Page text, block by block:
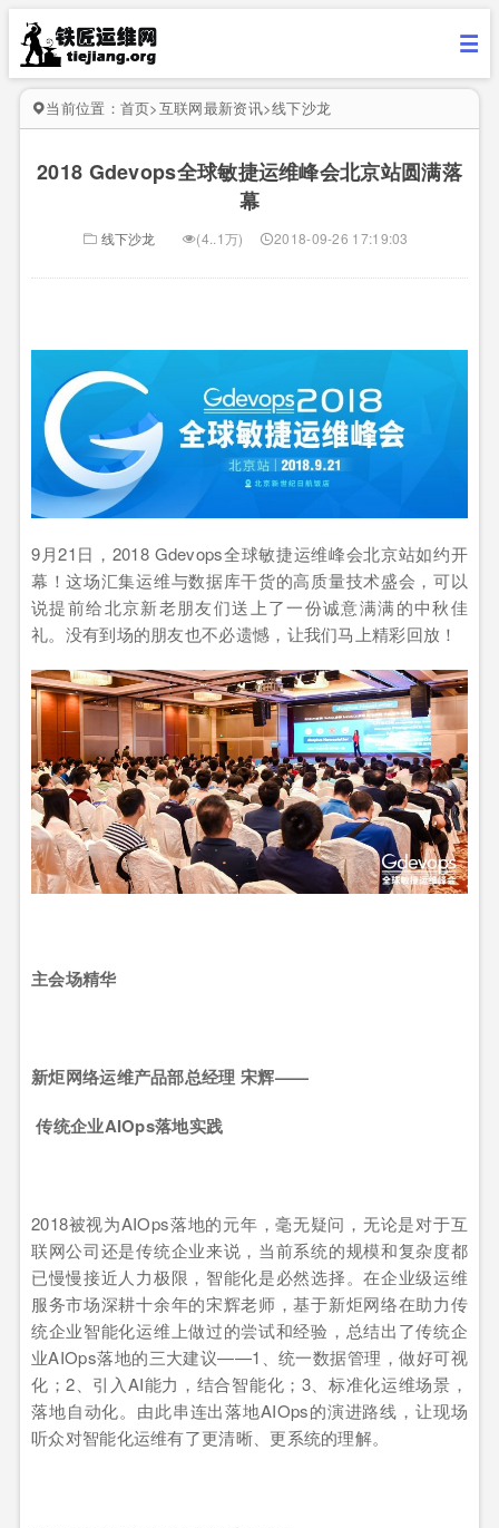
当前位置： 首页>互联网最新资讯>线下沙龙
2018 Gdevops全球敏捷运维峰会北京站圆满落
幕
线下沙龙 (4..1万) 2018-09-26 17:19:03
9月21日，2018 Gdevops全球敏捷运维峰会北京站如约开
幕！这场汇集运维与数据库干货的高质量技术盛会，可以
说提前给北京新老朋友们送上了一份诚意满满的中秋佳
礼。没有到场的朋友也不必遗憾，让我们马上精彩回放！
主会场精华
新炬网络运维产品部总经理 宋辉——
传统企业AIOps落地实践
2018被视为AIOps落地的元年，毫无疑问，无论是对于互
联网公司还是传统企业来说，当前系统的规模和复杂度都
已慢慢接近人力极限，智能化是必然选择。在企业级运维
服务市场深耕十余年的宋辉老师，基于新炬网络在助力传
统企业智能化运维上做过的尝试和经验，总结出了传统企
业AIOps落地的三大建议——1、统一数据管理，做好可视
化；2、引入AI能力，结合智能化；3、标准化运维场景，
落地自动化。由此串连出落地AIOps的演进路线，让现场
听众对智能化运维有了更清晰、更系统的理解。